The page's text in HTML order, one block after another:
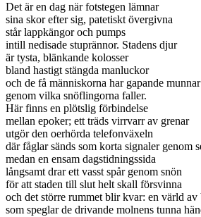
Det är en dag när fotstegen lämnar
sina skor efter sig, patetiskt övergivna
står lappkängor och pumps
intill nedisade stuprännor. Stadens djur
är tysta, blänkande kolosser
bland hastigt stängda manluckor
och de få människorna har gapande munnar
genom vilka snöflingorna faller.
Här finns en plötslig förbindelse
mellan epoker; ett träds virrvarr av grenar
utgör den oerhörda telefonväxeln
där fåglar sänds som korta signaler genom
medan en ensam dagstidningssida
långsamt drar ett vasst spår genom snön
för att staden till slut helt skall försvinna
och det större rummet blir kvar: en värld av
som speglar de drivande molnens tunna